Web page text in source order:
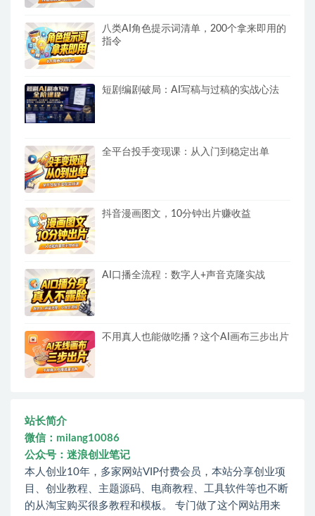
八类AI角色提示词清单，200个拿来即用的
指令
短剧编剧破局：AI写稿与过稿的实战心法
全平台投手变现课：从入门到稳定出单
抖音漫画图文，10分钟出片赚收益
AI口播全流程：数字人+声音克隆实战
不用真人也能做吃播？这个AI画布三步出片
站长简介
微信：milang10086
公众号：迷浪创业笔记
本人创业10年，多家网站VIP付费会员，本站分享创业项
目、创业教程、主题源码、电商教程、工具软件等也不断
的从淘宝购买很多教程和模板。 专门做了这个网站用来